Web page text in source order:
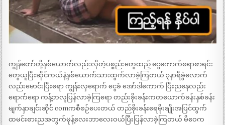
ကျွန်တော်တို့နှစ်ယောက်လည်းလိုတဲ့ပစ္စည်းတွေထည့် ငွေကောက်စရာစာရင်း
တွေယူပြီးဆိုင်ကယ်နဲ့နှစ်ယောက်သားထွက်လာခဲ့ကြတယ် ၃နာရီခွဲလောက်
လည်းမောင်းပြီးရော ကျွန်းလှရောက် ငွေခံ အော်ဒါကောက် ပြီးညနေလည်း
ရောက်ရော ကန့်ဘလူပြန်လာခဲ့ကြရော တည်းခိုးခန်းကတယောက်ခန်းနှစ်ခန်း
မျက်နှာချင်းဆိုင် comကစီစဉ်ပေးတယ် တည်ခိုးခန်းရေမိုးချိုးအပြင်ထွက်
ထမင်းစားညအတွက်မုန့်လေးဘာလေးဝယ်ပြီးပြန်လာခဲ့ကြတယ် မိဝေက